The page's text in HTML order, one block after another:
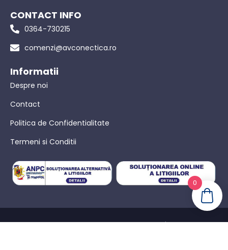
CONTACT INFO
0364-730215
comenzi@avconectica.ro
Informatii
Despre noi
Contact
Politica de Confidentialitate
Termeni si Conditii
© AVConectica – Toate drepturile rezervate! |Politica de
0